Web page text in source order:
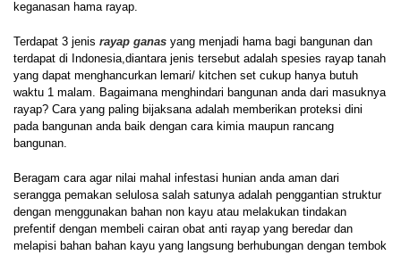
keganasan hama rayap.
Terdapat 3 jenis rayap ganas yang menjadi hama bagi bangunan dan
terdapat di Indonesia,diantara jenis tersebut adalah spesies rayap tanah
yang dapat menghancurkan lemari/ kitchen set cukup hanya butuh
waktu 1 malam. Bagaimana menghindari bangunan anda dari masuknya
rayap? Cara yang paling bijaksana adalah memberikan proteksi dini
pada bangunan anda baik dengan cara kimia maupun rancang
bangunan.
Beragam cara agar nilai mahal infestasi hunian anda aman dari
serangga pemakan selulosa salah satunya adalah penggantian struktur
dengan menggunakan bahan non kayu atau melakukan tindakan
prefentif dengan membeli cairan obat anti rayap yang beredar dan
melapisi bahan bahan kayu yang langsung berhubungan dengan tembok